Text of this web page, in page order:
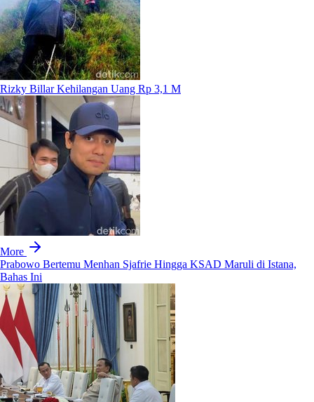
Rizky Billar Kehilangan Uang Rp 3,1 M
More
Prabowo Bertemu Menhan Sjafrie Hingga KSAD Maruli di Istana,
Bahas Ini